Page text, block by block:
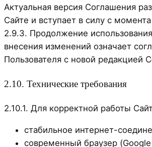
Актуальная версия Соглашения
Сайте и вступает в силу с
2.9.3. Продолжение
внесения изменений означает
Пользователя с новой редакцией
2.10. Технические требования
2.10.1. Для корректной работы
стабильное интернет-
современный браузер